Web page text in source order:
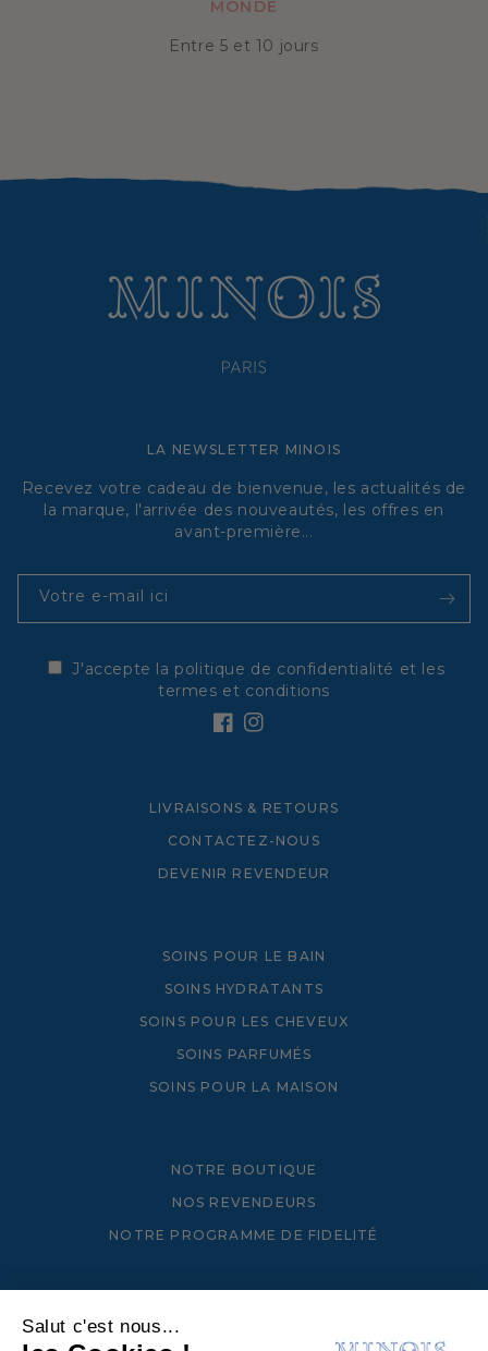
Salut c'est nous...
MONDE
Entre 5 et 10 jours
LA NEWSLETTER MINOIS
Recevez votre cadeau de bienvenue, les actualités de
la marque, l'arrivée des nouveautés, les offres en
avant-première...
Votre e-mail ici
J'accepte la politique de confidentialité et les
termes et conditions
Facebook
Instagram
LIVRAISONS & RETOURS
CONTACTEZ-NOUS
DEVENIR REVENDEUR
SOINS POUR LE BAIN
SOINS HYDRATANTS
SOINS POUR LES CHEVEUX
SOINS PARFUMÉS
SOINS POUR LA MAISON
NOTRE BOUTIQUE
NOS REVENDEURS
NOTRE PROGRAMME DE FIDELITÉ